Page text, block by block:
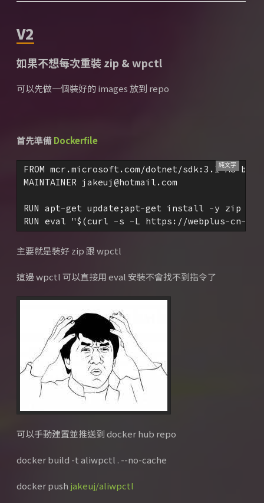
V2
如果不想每次重裝 zip & wpctl
可以先做一個裝好的 images 放到 repo
首先準備Dockerfile
FROM mcr.microsoft.com/dotnet/sdk:3.1 AS base
MAINTAINER jakeuj@hotmail.com
RUN apt-get update;apt-get install -y zip
RUN eval "$(curl -s -L https://webplus-cn-
主要就是裝好 zip 跟 wpctl
這邊 wpctl 可以直接用 eval 安裝不會找不到指令了
可以手動建置並推送到 docker hub repo
docker build -t aliwpctl . --no-cache
docker push jakeuj/aliwpctl